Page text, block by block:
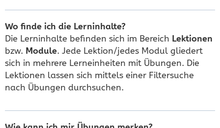
Wo finde ich die Lerninhalte?
Die Lerninhalte befinden sich im Bereich Lektionen
bzw. Module. Jede Lektion/jedes Modul gliedert
sich in mehrere Lerneinheiten mit Übungen. Die
Lektionen lassen sich mittels einer Filtersuche
nach Übungen durchsuchen.